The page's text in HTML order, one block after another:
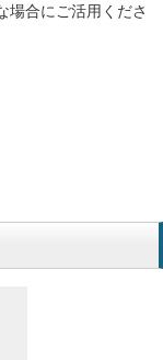
場合にご活用くださ